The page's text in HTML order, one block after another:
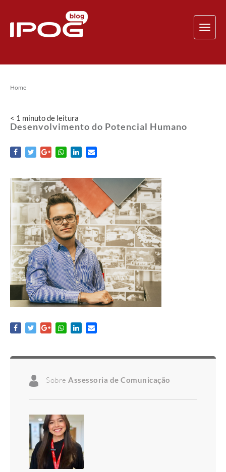
Home
< 1 minutode leitura
Desenvolvimento do Potencial Humano
Sobre Assessoria de Comunicação